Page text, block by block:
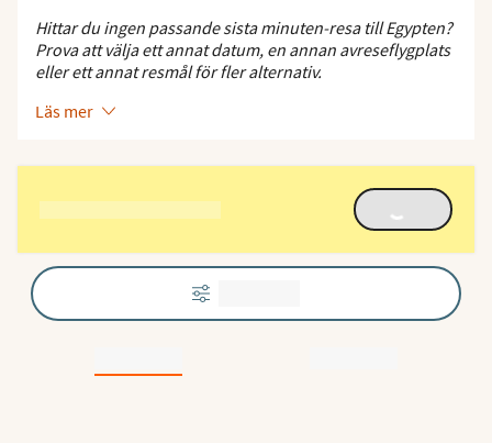
Hittar du ingen passande sista minuten-resa till Egypten?
Prova att välja ett annat datum, en annan avreseflygplats
eller ett annat resmål för fler alternativ.
Läs mer